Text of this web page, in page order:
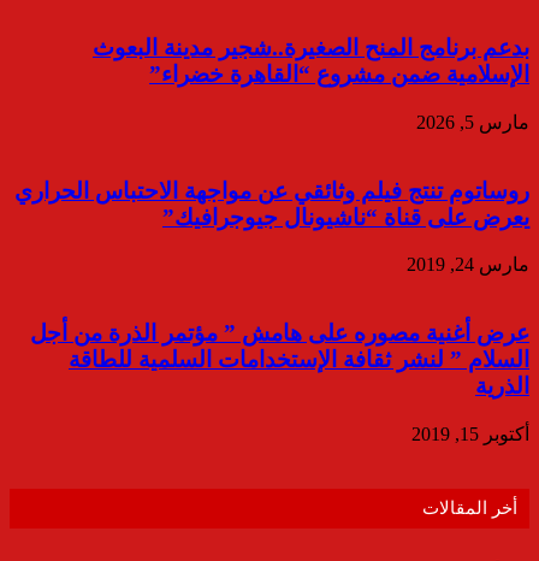
بدعم برنامج المنح الصغيرة..شجير مدينة البعوث
الإسلامية ضمن مشروع “القاهرة خضراء”
مارس 5, 2026
روساتوم تنتج فيلم وثائقي عن مواجهة الاحتباس الحراري
يعرض على قناة “ناشيونال جيوجرافيك”
مارس 24, 2019
عرض أغنية مصوره على هامش ” مؤتمر الذرة من أجل
السلام ” لنشر ثقافة الإستخدامات السلمية للطاقة
الذرية
أكتوبر 15, 2019
أخر المقالات